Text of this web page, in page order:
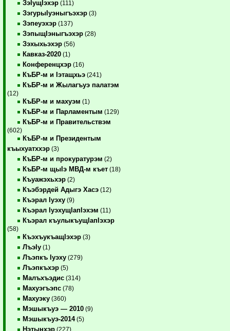
ЗэIущIэхэр (111)
ЗэгурыIуэныгъэхэр (3)
Зэпеуэхэр (137)
ЗэпыщIэныгъэхэр (28)
Зэхыхьэхэр (56)
Кавказ-2020 (1)
Конференцхэр (16)
КъБР-м и Iэтащхьэ (241)
КъБР-м и Жылагъуэ палатэм
(12)
КъБР-м и махуэм (1)
КъБР-м и Парламентым (129)
КъБР-м и Правительствэм
(602)
КъБР-м и Президентым
къыхуатххэр (3)
КъБР-м и прокуратурэм (2)
КъБР-м щыIэ МВД-м къет (18)
Къуажэхьхэр (2)
Къэбэрдей Адыгэ Хасэ (12)
Къэрал Iуэху (9)
Къэрал IуэхущIапIэхэм (11)
Къэрал къулыкъущIапIэхэр
(58)
КъэхъукъащIэхэр (3)
ЛъэIу (1)
Лъэпкъ Iуэху (279)
Лъэпкъхэр (5)
Малъхъэдис (314)
Махуэгъэпс (78)
Махуэку (360)
Мэшыкъуэ — 2010 (9)
Мэшыкъуэ-2014(5)
Нэтынхэр (227)